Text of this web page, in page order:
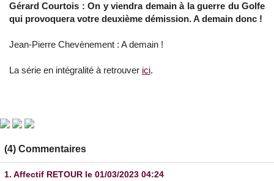
Gérard Courtois : On y viendra demain à la guerre du Golfe
qui provoquera votre deuxième démission. A demain donc !
Jean-Pierre Chevènement : A demain !
La série en intégralité à retrouver ici.
(4) Commentaires
1. Affectif RETOUR le 01/03/2023 04:24